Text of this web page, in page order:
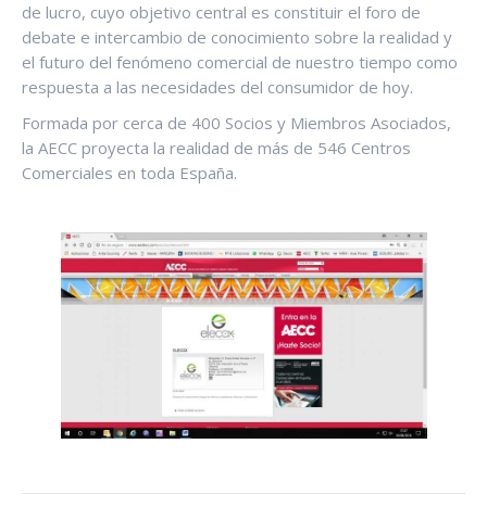
de lucro, cuyo objetivo central es constituir el foro de
debate e intercambio de conocimiento sobre la realidad y
el futuro del fenómeno comercial de nuestro tiempo como
respuesta a las necesidades del consumidor de hoy.
Formada por cerca de 400 Socios y Miembros Asociados,
la AECC proyecta la realidad de más de 546 Centros
Comerciales en toda España.